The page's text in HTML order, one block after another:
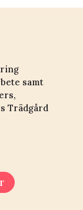
samt
Trädgård